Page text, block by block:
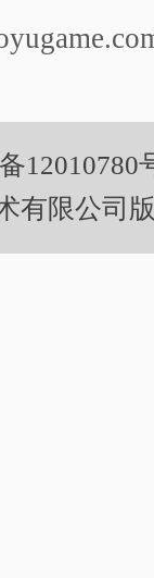
12010780
有限公司